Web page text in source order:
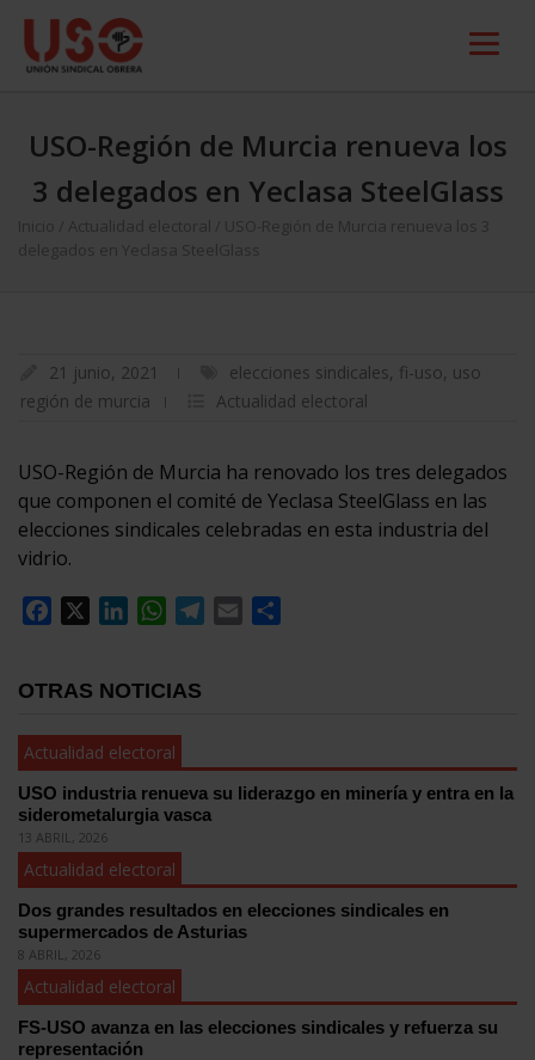
USO-Región de Murcia renueva los
3 delegados en Yeclasa SteelGlass
Inicio Actualidad electoral
USO-Región de Murcia renueva los 3
delegados en Yeclasa SteelGlass
21 junio, 2021 elecciones sindicales, fi-uso, uso
región de murcia
Actualidad electoral
USO-Región de Murcia ha renovado los tres delegados
que componen el comité de Yeclasa SteelGlass en las
elecciones sindicales celebradas en esta industria del
vidrio.
Facebook
LinkedInWhatsApp
Telegram
Email
OTRAS NOTICIAS
Actualidad electoral
USO industria renueva su liderazgo en minería y entra en la
siderometalurgia vasca
13 ABRIL, 2026
Actualidad electoral
Dos grandes resultados en elecciones sindicales en
supermercados de Asturias
8 ABRIL, 2026
Actualidad electoral
FS-USO avanza en las elecciones sindicales y refuerza su
representación